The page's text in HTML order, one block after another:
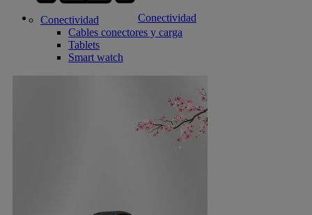
Conectividad
Conectividad
Cables conectores y carga
Tablets
Smart watch